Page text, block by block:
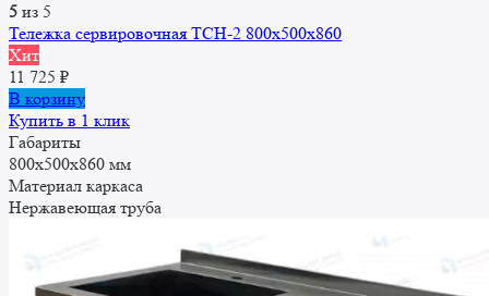
5 из 5
Тележка сервировочная ТСН-2 800х500х860
Хит
11 725 ₽
В корзину
Купить в 1 клик
Габариты
800х500х860 мм
Материал каркаса
Нержавеющая труба